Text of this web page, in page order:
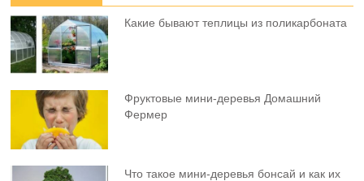
Какие бывают теплицы из поликарбоната
Фруктовыe мини-деревья Домашний
Фермер
Что такое мини-деревья бонсай и как их